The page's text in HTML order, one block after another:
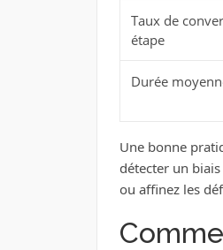
Taux de
étape
Durée
Une bonne
détecter un
ou affinez les